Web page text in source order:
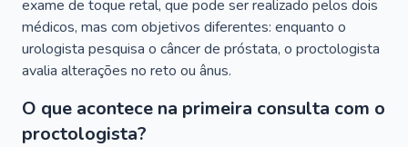
exame de toque retal, que pode ser realizado pelos dois
médicos, mas com objetivos diferentes: enquanto o
urologista pesquisa o câncer de próstata, o proctologista
avalia alterações no reto ou ânus.
O que acontece na primeira consulta com o
proctologista?